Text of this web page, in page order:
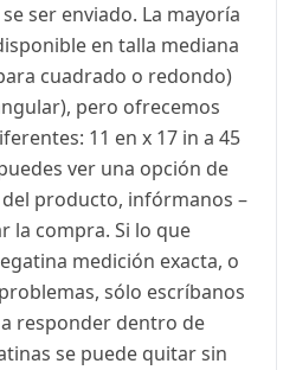
ser enviado. La mayoría
en talla mediana
cuadrado o redondo)
pero ofrecemos
11 en x 17 in a 45
ver una opción de
producto, infórmanos –
la compra. Si lo que
medición exacta, o
sólo escríbanos
responder dentro de
se puede quitar sin